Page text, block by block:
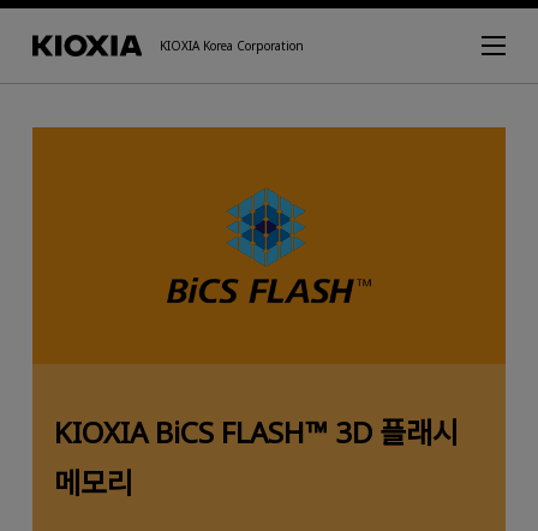
KIOXIA Korea Corporation
KIOXIA BiCS FLASH™ 3D 플래시
메모리